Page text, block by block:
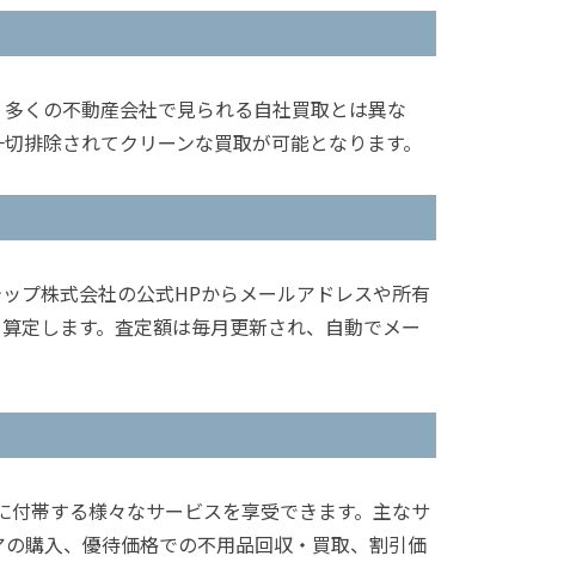
くの不動産会社で見られる自社買取とは異な
排除されてクリーンな買取が可能となります。
プ株式会社の公式HPからメールアドレスや所有
定します。査定額は毎月更新され、自動でメー
帯する様々なサービスを享受できます。主なサ
購入、優待価格での不用品回収・買取、割引価